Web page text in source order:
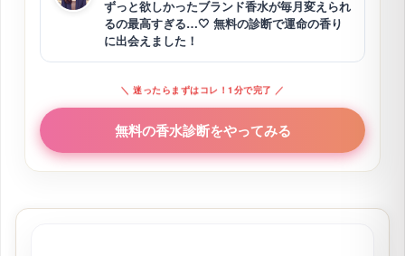
ずっと欲しかったブランド香水が毎月変えられ
るの最高すぎる…🤍 無料の診断で運命の香り
に出会えました！
＼ 迷ったらまずはコレ！1分で完了 ／
無料の香水診断をやってみる